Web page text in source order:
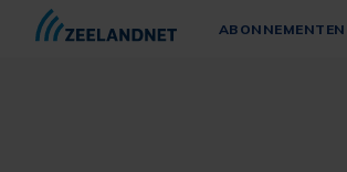
ABONNEMENTEN